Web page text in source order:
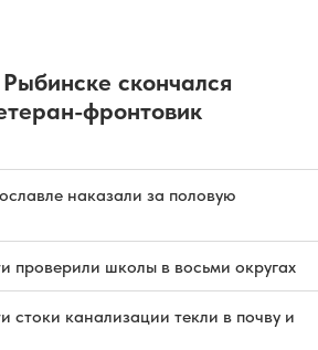
скончался
фронтовик
наказали за половую
проверили школы в восьми округах
стоки канализации текли в почву и